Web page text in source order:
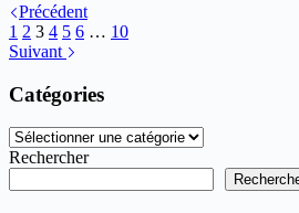
Précédent
1 2 3 4 5 6 … 10
Suivant
Catégories
Catégories
Rechercher